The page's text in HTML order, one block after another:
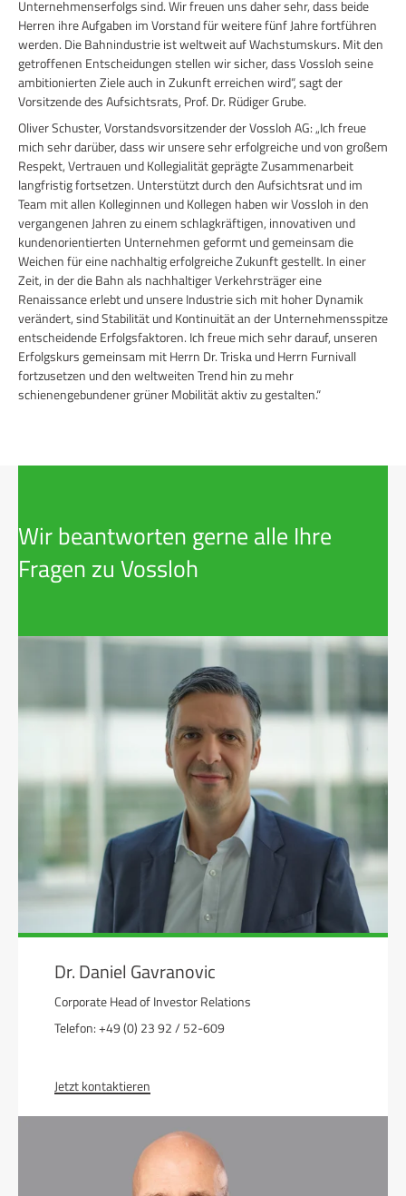
Unternehmenserfolgs sind. Wir freuen uns daher sehr, dass beide
Herren ihre Aufgaben im Vorstand für weitere fünf Jahre fortführen
werden. Die Bahnindustrie ist weltweit auf Wachstumskurs. Mit den
getroffenen Entscheidungen stellen wir sicher, dass Vossloh seine
ambitionierten Ziele auch in Zukunft erreichen wird“, sagt der
Vorsitzende des Aufsichtsrats, Prof. Dr. Rüdiger Grube.
Oliver Schuster, Vorstandsvorsitzender der Vossloh AG: „Ich freue
mich sehr darüber, dass wir unsere sehr erfolgreiche und von großem
Respekt, Vertrauen und Kollegialität geprägte Zusammenarbeit
langfristig fortsetzen. Unterstützt durch den Aufsichtsrat und im
Team mit allen Kolleginnen und Kollegen haben wir Vossloh in den
vergangenen Jahren zu einem schlagkräftigen, innovativen und
kundenorientierten Unternehmen geformt und gemeinsam die
Weichen für eine nachhaltig erfolgreiche Zukunft gestellt. In einer
Zeit, in der die Bahn als nachhaltiger Verkehrsträger eine
Renaissance erlebt und unsere Industrie sich mit hoher Dynamik
verändert, sind Stabilität und Kontinuität an der Unternehmensspitze
entscheidende Erfolgsfaktoren. Ich freue mich sehr darauf, unseren
Erfolgskurs gemeinsam mit Herrn Dr. Triska und Herrn Furnivall
fortzusetzen und den weltweiten Trend hin zu mehr
schienengebundener grüner Mobilität aktiv zu gestalten.“
Wir beantworten gerne alle Ihre
Fragen zu Vossloh
Dr. Daniel Gavranovic
Corporate Head of Investor Relations
Telefon: +49 (0) 23 92 / 52-609
Jetzt kontaktieren